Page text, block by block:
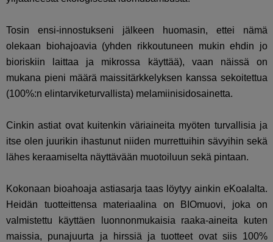
Tosin ensi-innostukseni jälkeen huomasin, ettei nämä
olekaan biohajoavia (yhden rikkoutuneen mukin ehdin jo
bioriskiin laittaa ja mikrossa käyttää), vaan näissä on
mukana pieni määrä maissitärkkelyksen kanssa sekoitettua
(100%:n elintarviketurvallista) melamiinisidosainetta.
Cinkin astiat ovat kuitenkin väriaineita myöten turvallisia ja
itse olen juurikin ihastunut niiden murrettuihin sävyihin sekä
lähes keraamiselta näyttävään muotoiluun sekä pintaan.
Kokonaan bioahoaja astiasarja taas löytyy ainkin eKoalalta.
Heidän tuotteittensa materiaalina on BIOmuovi, joka on
valmistettu käyttäen luonnonmukaisia raaka-aineita kuten
maissia, punajuurta ja hirssiä ja tuotteet ovat siis 100%